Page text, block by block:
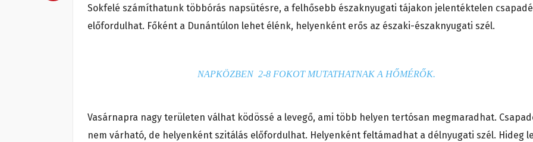
Sokfelé számíthatunk többórás napsütésre, a felhősebb északnyugati tájakon jelentéktelen
előfordulhat. Főként a Dunántúlon lehet élénk, helyenként erős az északi-északnyugati szél.
NAPKÖZBEN 2-8 FOKOT MUTATHATNAK A HŐMÉRŐK.
Vasárnapra nagy területen válhat ködössé a levegő, ami több helyen tertósan megmaradhat.
nem várható, de helyenként szitálás előfordulhat. Helyenként feltámadhat a délnyugati szél. Hideg